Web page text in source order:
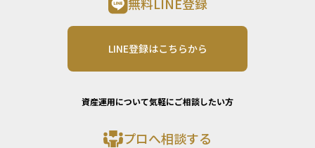
LINE登録はこちらから
資産運用について気軽にご相談したい方
プロへ相談する